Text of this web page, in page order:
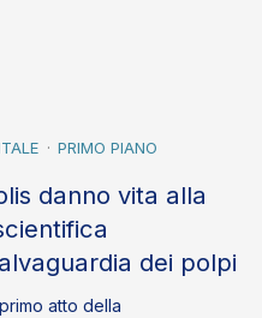
PRIMO PIANO
danno vita alla
dei polpi
atto della